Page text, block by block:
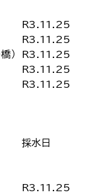
R3.11.25
R3.11.25
）
R3.11.25
R3.11.25
R3.11.25
採水日
R3.11.25